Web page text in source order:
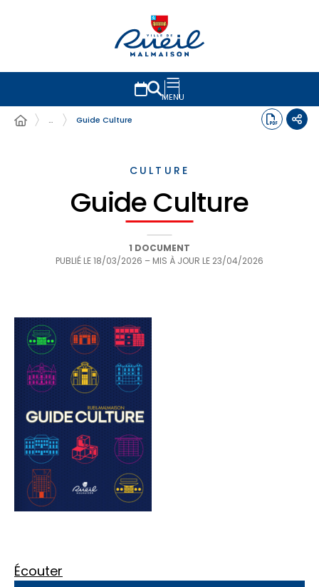
MENU
…
Guide Culture
CULTURE
Guide Culture
1 DOCUMENT
PUBLIÉ LE18/03/2026 – MIS À JOUR LE 23/04/2026
Écouter